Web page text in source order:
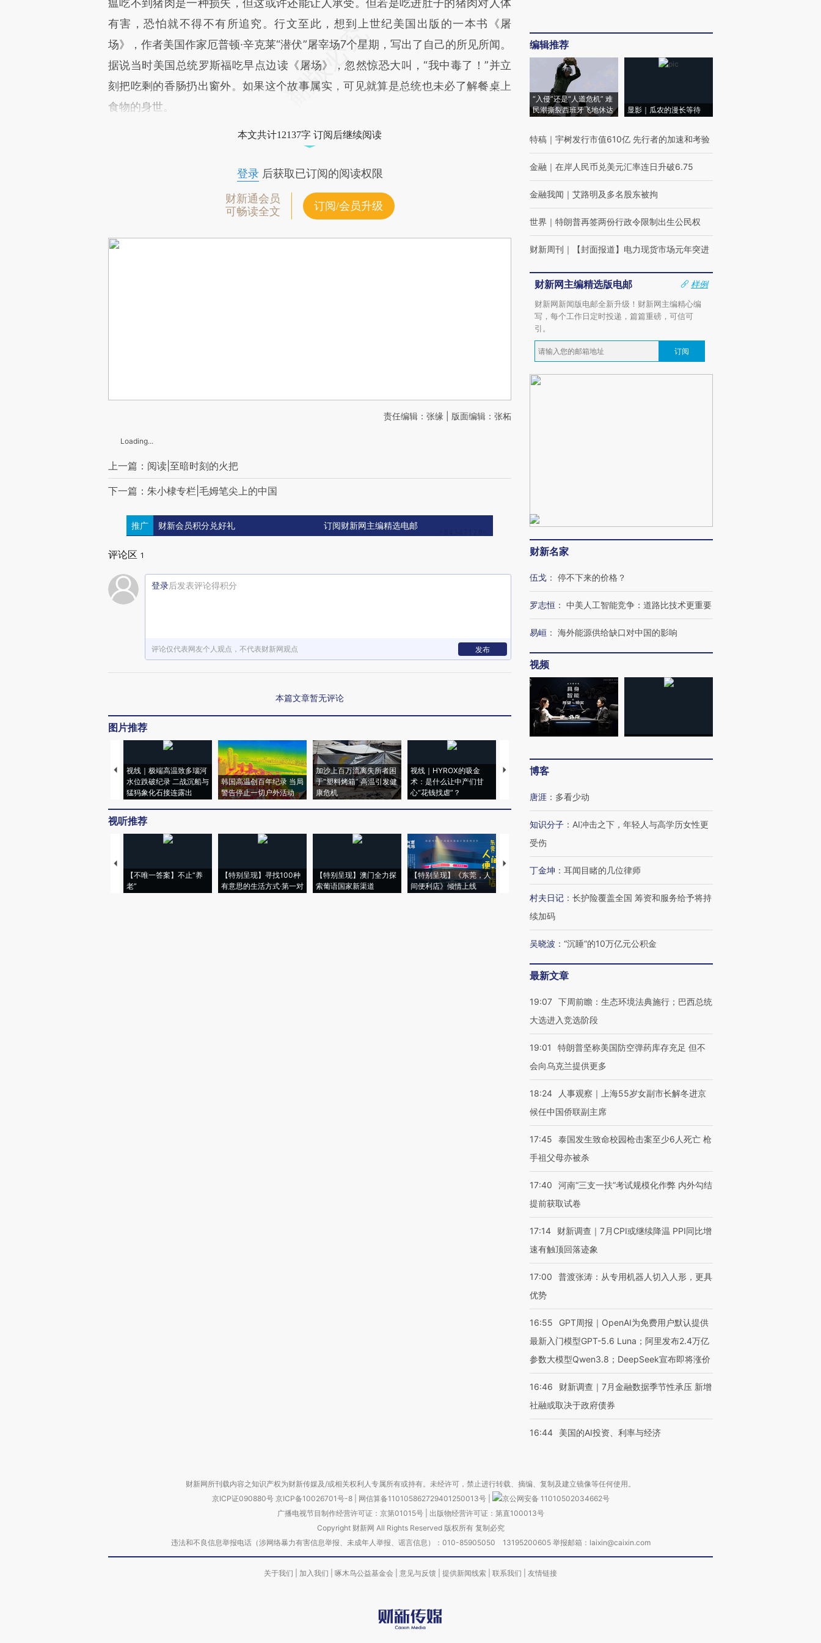
瘟吃不到猪肉是一种损失，但这或许还能让人承受。但若是吃进肚子的猪肉对人体
有害，恐怕就不得不有所追究。行文至此，想到上世纪美国出版的一本书《屠
场》，作者美国作家厄普顿·辛克莱“潜伏”屠宰场7个星期，写出了自己的所见所闻。
据说当时美国总统罗斯福吃早点边读《屠场》，忽然惊恐大叫，“我中毒了！”并立
刻把吃剩的香肠扔出窗外。如果这个故事属实，可见就算是总统也未必了解餐桌上
食物的身世。
本文共计12137字 订阅后继续阅读
登录后获取已订阅的阅读权限
财新通会员
可畅读全文
订阅/会员升级
责任编辑：张缘 | 版面编辑：张柘
Loading...
上一篇：阅读|至暗时刻的火把
下一篇：朱小棣专栏|毛姆笔尖上的中国
推广 财新会员积分兑好礼 订阅财新网主编精选电邮
评论区 1
登录后发表评论得积分
评论仅代表网友个人观点，不代表财新网观点 发布
本篇文章暂无评论
图片推荐
视线｜极端高温致多瑙河
水位跌破纪录 二战沉船与
猛犸象化石接连露出
韩国高温创百年纪录 当局
警告停止一切户外活动
加沙上百万流离失所者困
于“塑料烤箱” 高温引发健
康危机
视线｜HYROX的吸金
术：是什么让中产们甘
心“花钱找虐”？
马航飞行员跨国走私7万
视听推荐
【不唯一答案】不止“养
老”
【特别呈现】寻找100种
有意思的生活方式·第一对
【特别呈现】澳门全力探
索葡语国家新渠道
【特别呈现】《东莞，人
间便利店》倾情上线
【推广】走进第四届链博
会，让数智科技“链”接产
【特别呈现】寻找100种
有意思的生活方式·第三对
住三大增长引擎是什么？
编辑推荐
“入侵”还是“人道危机” 难
民潮撕裂西班牙飞地休达
显影｜瓜农的漫长等待
特稿 ｜ 宇树发行市值610亿 先行者的加速和考验
金融 ｜ 在岸人民币兑美元汇率连日升破6.75
金融我闻 ｜ 艾路明及多名股东被拘
世界 ｜ 特朗普再签两份行政令限制出生公民权
财新周刊 ｜ 【封面报道】电力现货市场元年突进
财新网主编精选版电邮
样例
财新网新闻版电邮全新升级！财新网主编精心编
写，每个工作日定时投递，篇篇重磅，可信可
引。
订阅
财新名家
伍戈 ： 停不下来的价格？
罗志恒 ： 中美人工智能竞争：道路比技术更重要
易峘 ： 海外能源供给缺口对中国的影响
视频
博客
唐涯 ： 多看少动
知识分子 ： AI冲击之下，年轻人与高学历女性更
受伤
丁金坤 ： 耳闻目睹的几位律师
村夫日记 ： 长护险覆盖全国 筹资和服务给予将持
续加码
吴晓波 ： “沉睡”的10万亿元公积金
最新文章
19:07 下周前瞻：生态环境法典施行；巴西总统
大选进入竞选阶段
19:01
特朗普坚称美国防空弹药库存充足 但不
会向乌克兰提供更多
18:24
人事观察｜上海55岁女副市长解冬进京
候任中国侨联副主席
17:45
泰国发生致命校园枪击案至少6人死亡 枪
手祖父母亦被杀
17:40
河南“三支一扶”考试规模化作弊 内外勾结
提前获取试卷
17:14
财新调查｜7月CPI或继续降温 PPI同比增
速有触顶回落迹象
17:00
普渡张涛：从专用机器人切入人形，更具
优势
16:55
GPT周报｜OpenAI为免费用户默认提供
最新入门模型GPT-5.6 Luna；阿里发布2.4万亿
参数大模型Qwen3.8；DeepSeek宣布即将涨价
16:46
财新调查｜7月金融数据季节性承压 新增
社融或取决于政府债券
16:44 美国的AI投资、利率与经济
财新网所刊载内容之知识产权为财新传媒及/或相关权利人专属所有或持有。未经许可，禁止进行转载、摘编、复制及建立镜像等任何使用。
京ICP证090880号 京ICP备10026701号-8 网信算备110105862729401250013号
京公网安备 11010502034662号
广播电视节目制作经营许可证：京第01015号| 出版物经营许可证：第直100013号
Copyright 财新网 All Rights Reserved 版权所有 复制必究
违法和不良信息举报电话（涉网络暴力有害信息举报、未成年人举报、谣言信息）：010-85905050 13195200605 举报邮箱：laixin@caixin.com
关于我们 加入我们 啄木鸟公益基金会 意见与反馈 提供新闻线索 联系我们 友情链接